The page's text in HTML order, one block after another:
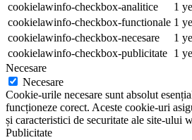
cookielawinfo-checkbox-analitice
1
cookielawinfo-checkbox-functionale 1
cookielawinfo-checkbox-necesare
1
cookielawinfo-checkbox-publicitate 1
Necesare
Necesare
Cookie-urile necesare sunt absolut
funcționeze corect. Aceste cookie-uri
și caracteristici de securitate ale site-ului
Publicitate